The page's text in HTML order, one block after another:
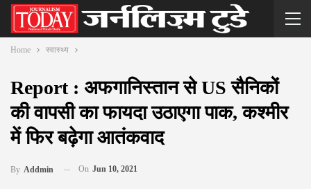
Home स्वास्थ्य
Report : अफगानिस्तान से US सैनिकों
की वापसी का फायदा उठाएगा पाक, कश्मीर
में फिर बढ़ेगा आतंकवाद
By Addmin On Jun 10, 2021